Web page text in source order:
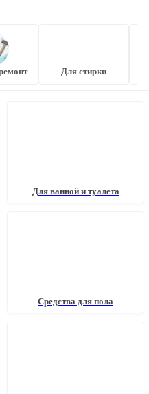
Для стирки
Для ванной и туалета
Средства для пола